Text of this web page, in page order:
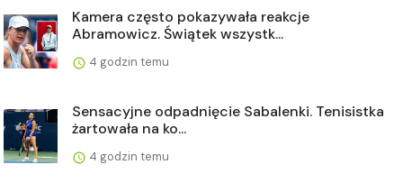
Kamera często pokazywała reakcje
Abramowicz. Świątek wszystk...
4 godzin temu
Sensacyjne odpadnięcie Sabalenki. Tenisistka
żartowała na ko...
4 godzin temu